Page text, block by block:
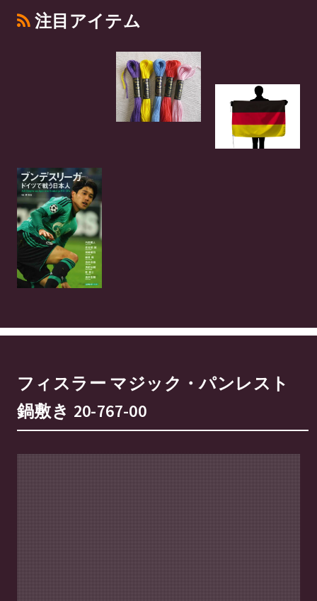
注目アイテム
フィスラー マジック・パンレスト
鍋敷き 20-767-00